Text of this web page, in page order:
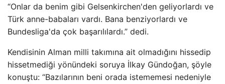
“Onlar da benim gibi Gelsenkirchen'den geliyorlardı ve
Türk anne-babaları vardı. Bana benziyorlardı ve
Bundesliga'da çok başarılılardı.” dedi.
Kendisinin Alman milli takımına ait olmadığını hissedip
hissetmediği yönündeki soruya İlkay Gündoğan, şöyle
konuştu: “Bazılarının beni orada istememesi nedeniyle